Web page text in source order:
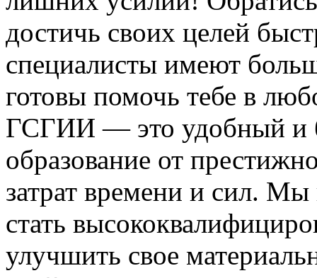
достичь своих целей
специалисты имеют
готовы помочь тебе в
ГСГИИ — это удобный и
образование от
затрат времени и сил. Мы
стать
улучшить свое